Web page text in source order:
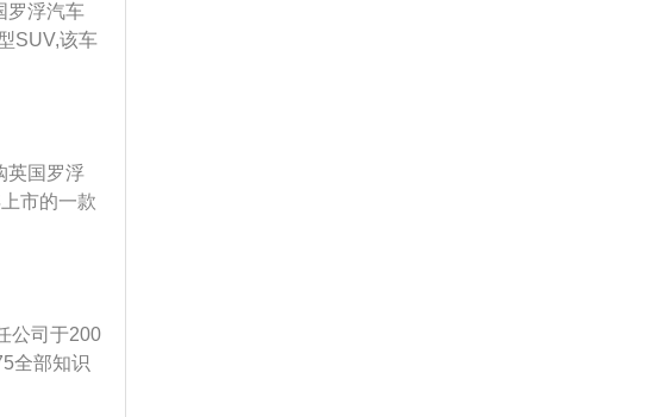
罗浮汽车
SUV,该车
动机。
放标
展翼格
Pro展翼
3、动力方
标准，
品质刹车
英国罗浮
市的一款
两款缸
牛米，百
能适时四
品质。新
的
公司于200
全部知识
孚(Rove